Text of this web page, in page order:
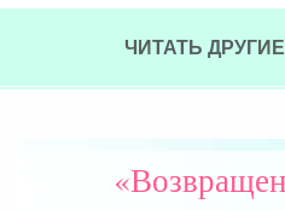
ЧИТАТЬ